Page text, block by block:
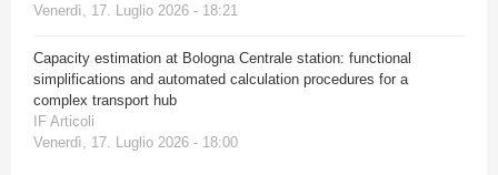
Venerdì, 17. Luglio 2026 - 18:21
Capacity estimation at Bologna Centrale station: functional
simplifications and automated calculation procedures for a
complex transport hub
IF Articoli
Venerdì, 17. Luglio 2026 - 18:00